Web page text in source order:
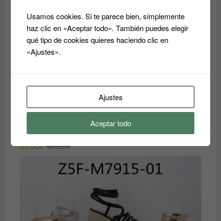
zuecos
40.00€El
original
40.00€.
35.00€
El
actual
35.00€.
Usamos cookies. Si te parece bien, simplemente
haz clic en «Aceptar todo». También puedes elegir
qué tipo de cookies quieres haciendo clic en
«Ajustes».
Ajustes
Aceptar todo